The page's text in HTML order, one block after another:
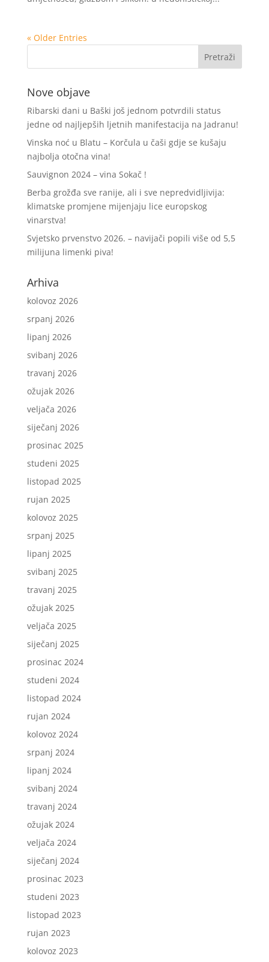
« Older Entries
Nove objave
Ribarski dani u Baški još jednom potvrdili status
jedne od najljepših ljetnih manifestacija na Jadranu!
Vinska noć u Blatu – Korčula u čaši gdje se kušaju
najbolja otočna vina!
Sauvignon 2024 – vina Sokač !
Berba grožđa sve ranije, ali i sve nepredvidljivija:
klimatske promjene mijenjaju lice europskog
vinarstva!
Svjetsko prvenstvo 2026. – navijači popili više od 5,5
milijuna limenki piva!
Arhiva
kolovoz 2026
srpanj 2026
lipanj 2026
svibanj 2026
travanj 2026
ožujak 2026
veljača 2026
siječanj 2026
prosinac 2025
studeni 2025
listopad 2025
rujan 2025
kolovoz 2025
srpanj 2025
lipanj 2025
svibanj 2025
travanj 2025
ožujak 2025
veljača 2025
siječanj 2025
prosinac 2024
studeni 2024
listopad 2024
rujan 2024
kolovoz 2024
srpanj 2024
lipanj 2024
svibanj 2024
travanj 2024
ožujak 2024
veljača 2024
siječanj 2024
prosinac 2023
studeni 2023
listopad 2023
rujan 2023
kolovoz 2023